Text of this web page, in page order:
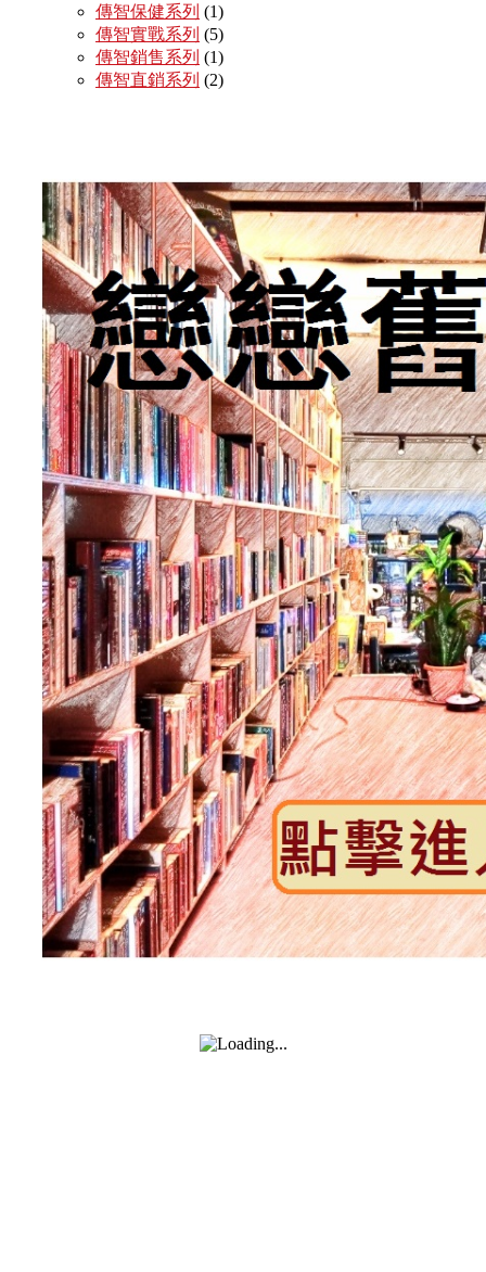
傳智保健系列 (1)
傳智實戰系列 (5)
傳智銷售系列 (1)
傳智直銷系列 (2)